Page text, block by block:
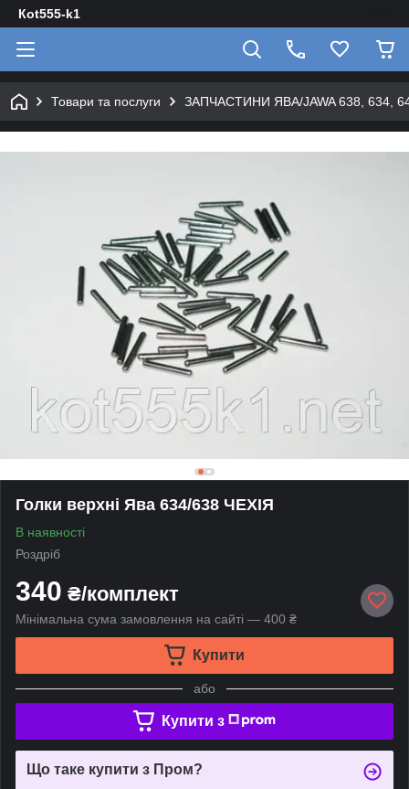
Кot555-k1
Товари та послуги ЗАПЧАСТИНИ ЯВА/JAWA 638, 634,
Голки верхні Ява 634/638 ЧЕХІЯ
В наявності
Роздріб
340 ₴/комплект
Мінімальна сума замовлення на сайті — 400 ₴
Купити
або
Купити з
Що таке купити з Пром?